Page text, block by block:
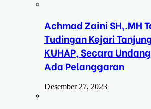
Achmad Zaini SH,.MH
Tudingan Kejari
KUHAP, Secara
Ada Pelanggaran
Desember 27, 2023